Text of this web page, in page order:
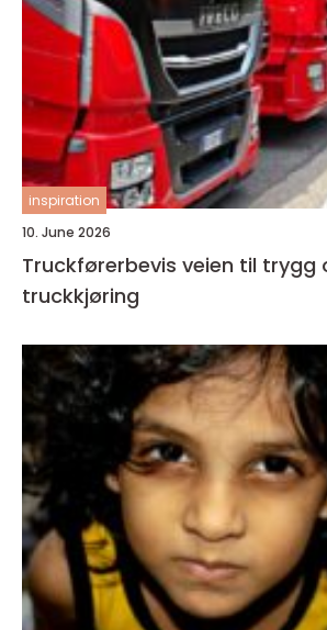
inspiration
10. June 2026
Truckførerbevis veien til trygg og effektiv
truckkjøring